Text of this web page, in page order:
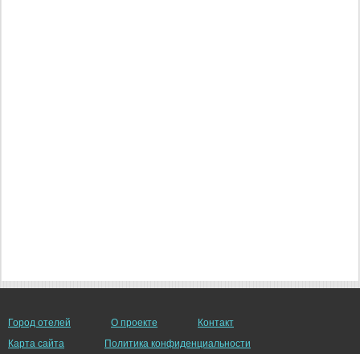
Город отелей О проекте
Контакт
Карта сайта
Политика конфиденциальности